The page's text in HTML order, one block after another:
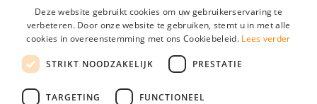
E-mail*
Wachtwoord
login gegevens onthouden
login
Deze website gebruikt cookies om uw gebruikerservaring te
verbeteren. Door onze website te gebruiken, stemt u in met alle
cookies in overeenstemming met ons Cookiebeleid. Lees verder
STRIKT NOODZAKELIJK PRESTATIE
TARGETING FUNCTIONEEL